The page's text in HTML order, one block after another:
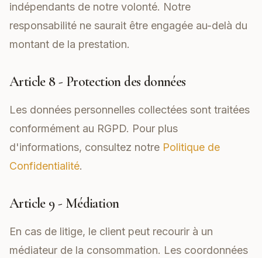
indépendants de notre volonté. Notre
responsabilité ne saurait être engagée au-delà du
montant de la prestation.
Article 8 - Protection des données
Les données personnelles collectées sont traitées
conformément au RGPD. Pour plus
d'informations, consultez notre Politique de
Confidentialité.
Article 9 - Médiation
En cas de litige, le client peut recourir à un
médiateur de la consommation. Les coordonnées